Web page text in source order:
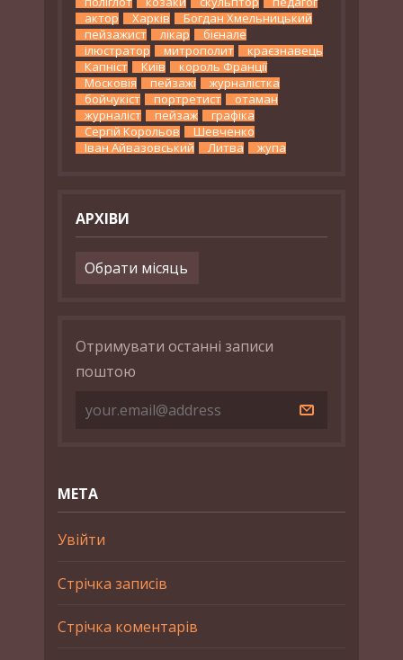
актор
Харків
Богдан Хмельницький
пейзажист
лікар
бієнале
ілюстратор
митрополит
краєзнавець
Капніст
Київ
король Франції
Московія
пейзажі
журналістка
бойчукіст
портретист
отаман
журналіст
пейзаж
графіка
Сергій Корольов
Шевченко
Іван Айвазовський
Литва жупа
АРХІВИ
Архіви
Отримувати останні записи
поштою
МЕТА
Увійти
Стрічка записів
Стрічка коментарів